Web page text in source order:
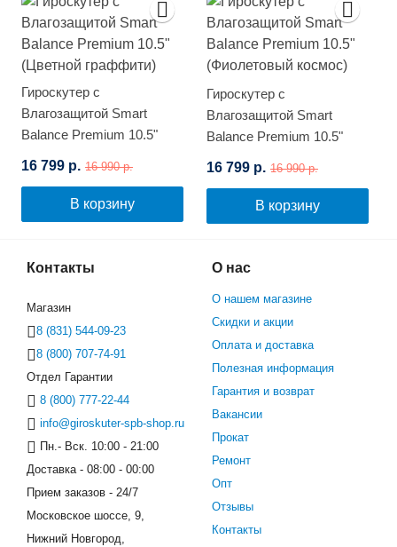
Гироскутер с
Влагозащитой Smart
Balance Premium 10.5"
(Цветной граффити)
16 799 р. 16 990 р.
В корзину
Гироскутер с
Влагозащитой Smart
Balance Premium 10.5"
(Фиолетовый космос)
16 799 р. 16 990 р.
В корзину
Контакты
Магазин
8 (831) 544-09-23
8 (800) 707-74-91
Отдел Гарантии
8 (800) 777-22-44
info@giroskuter-spb-shop.ru
Пн.- Вск. 10:00 - 21:00
Доставка - 08:00 - 00:00
Прием заказов - 24/7
Московское шоссе, 9,
Нижний Новгород,
О нас
О нашем магазине
Скидки и акции
Оплата и доставка
Полезная информация
Гарантия и возврат
Вакансии
Прокат
Ремонт
Опт
Отзывы
Контакты